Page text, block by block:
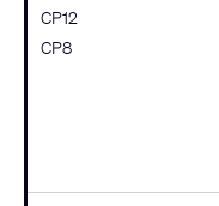
CP12
CP8